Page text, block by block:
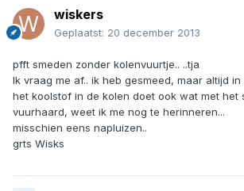
wiskers
Geplaatst: 20 december 2013
pfft smeden zonder kolenvuurtje.. ..tja
Ik vraag me af.. ik heb gesmeed, maar altijd in
het koolstof in de kolen doet ook wat met het
vuurhaard, weet ik me nog te herinneren...
misschien eens napluizen..
grts Wisks